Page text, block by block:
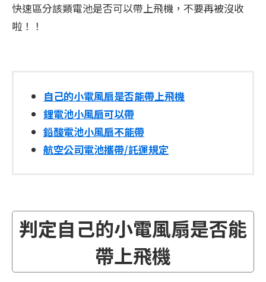
快速區分該類電池是否可以帶上飛機，不要再被沒收
啦！！
自己的小電風扇是否能帶上飛機
鋰電池小風扇可以帶
鉛酸電池小風扇不能帶
航空公司電池攜帶/託運規定
判定自己的小電風扇是否能
帶上飛機